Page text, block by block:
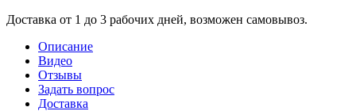
Доставка от 1 до 3 рабочих дней, возможен самовывоз.
Описание
Видео
Отзывы
Задать вопрос
Доставка